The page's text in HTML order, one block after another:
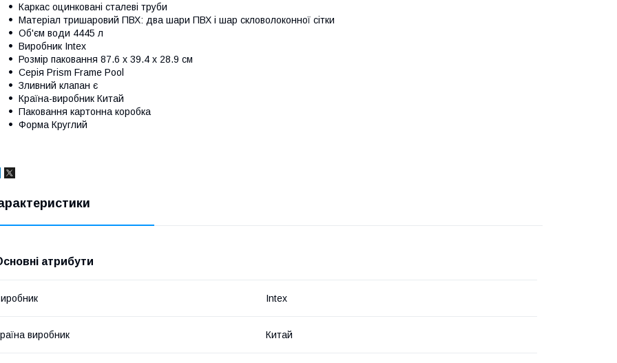
Каркас оцинковані сталеві труби
Матеріал тришаровий ПВХ: два шари ПВХ і шар скловолоконної сітки
Об'єм води 4445 л
Виробник Intex
Розмір паковання 87.6 х 39.4 х 28.9 см
Серія Prism Frame Pool
Зливний клапан є
Країна-виробник Китай
Паковання картонна коробка
Форма Круглий
атрибути
Intex
виробник Китай